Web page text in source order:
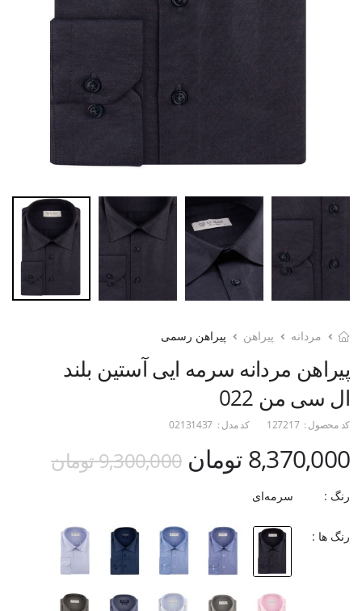
مردانه پیراهن پیراهن رسمی
پیراهن مردانه سرمه ایی آستین بلند
ال سی من 022
کد محصول : 127217 کد مدل : 02131437
8,370,000 تومان 9,300,000 تومان
رنگ : سرمه‌ای
رنگ ها :